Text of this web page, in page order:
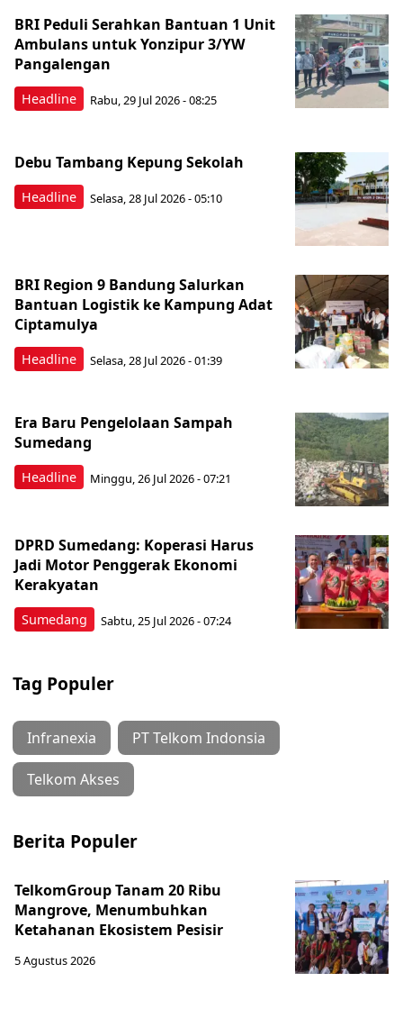
Headline
BRI Peduli Serahkan Bantuan 1 Unit
Ambulans untuk Yonzipur 3/YW
Pangalengan
Rabu, 29 Jul 2026 - 08:25
Headline
Debu Tambang Kepung Sekolah
Selasa, 28 Jul 2026 - 05:10
Headline
BRI Region 9 Bandung Salurkan
Bantuan Logistik ke Kampung Adat
Ciptamulya
Selasa, 28 Jul 2026 - 01:39
Headline
Era Baru Pengelolaan Sampah
Sumedang
Minggu, 26 Jul 2026 - 07:21
Sumedang
DPRD Sumedang: Koperasi Harus
Jadi Motor Penggerak Ekonomi
Kerakyatan
Sabtu, 25 Jul 2026 - 07:24
Tag Populer
Infranexia PT Telkom Indonsia
Telkom Akses
Berita Populer
TelkomGroup Tanam 20 Ribu
Mangrove, Menumbuhkan
Ketahanan Ekosistem Pesisir
5 Agustus 2026